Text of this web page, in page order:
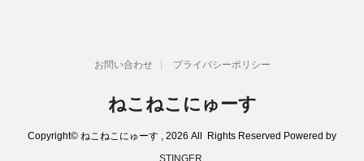
お問い合わせ プライバシーポリシー
ねこねこにゅーす
Copyright© ねこねこにゅーす , 2026 All Rights Reserved Powered by
STINGER